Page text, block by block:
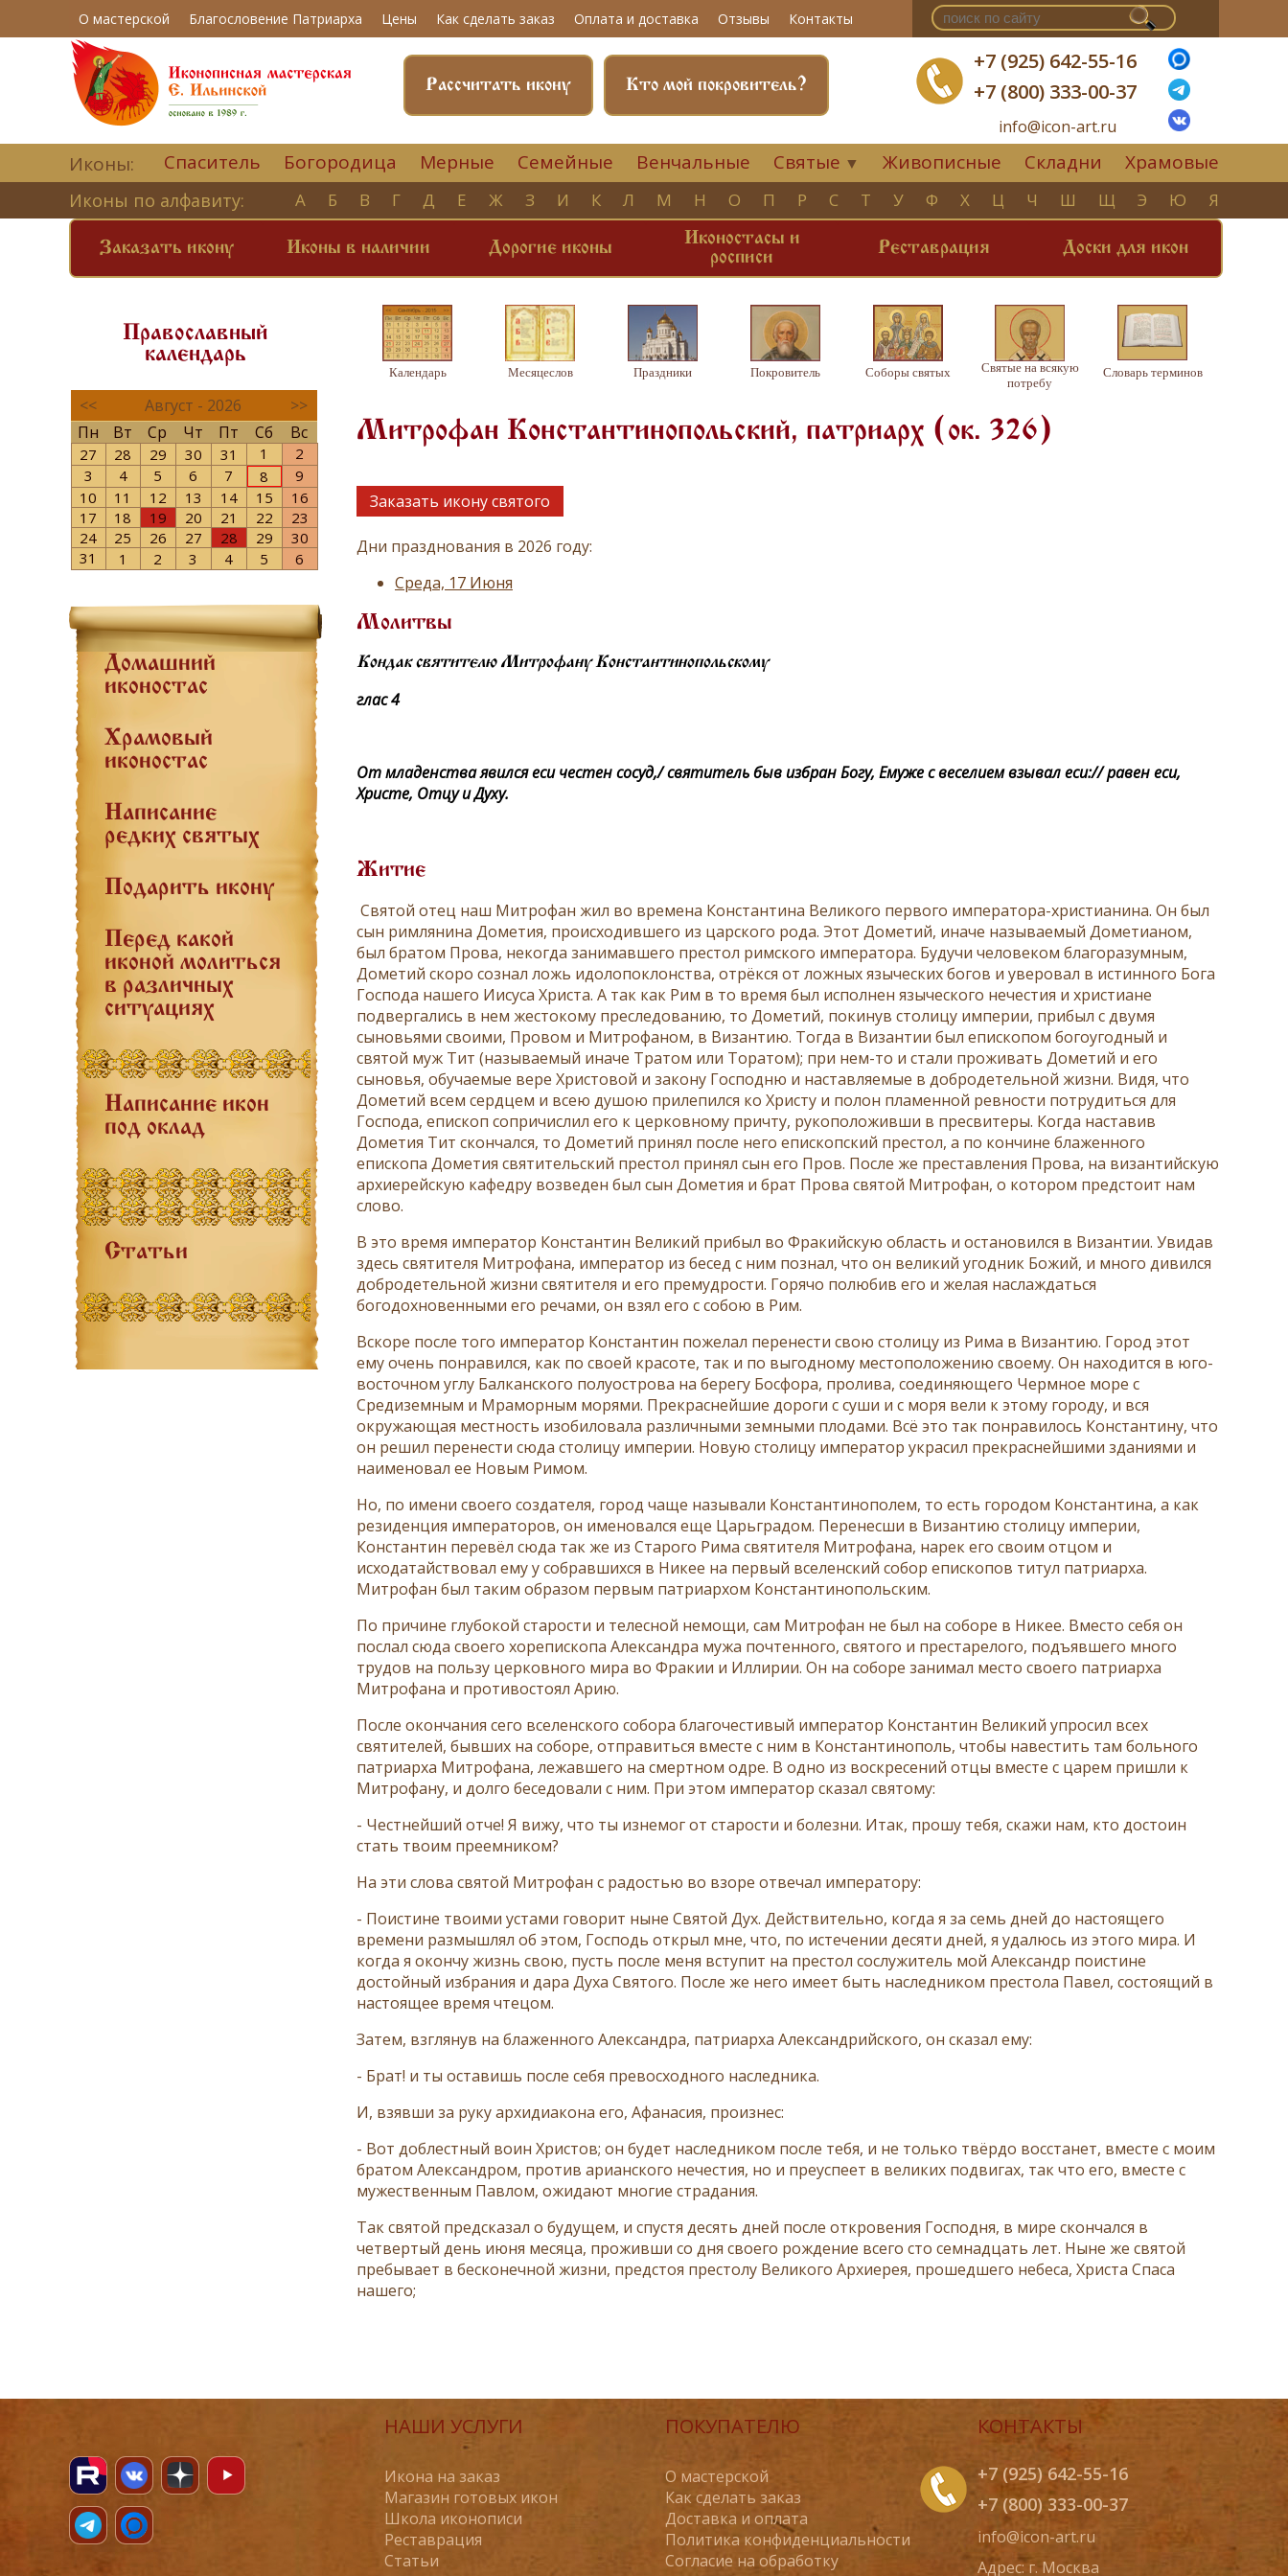
О мастерской Благословение Патриарха Цены Как сделать заказ Оплата и доставка Отзывы Контакты
+7 (925) 642-55-16
+7 (800) 333-00-37
info@icon-art.ru
Кто мой покровитель?
Рассчитать икону
Иконы: Спаситель Богородица Мерные Семейные Венчальные Святые ▼ Живописные Складни Храмовые
Иконы по алфавиту: А Б В Г Д Е Ж З И К Л М Н О П Р С Т У Ф Х Ц Ч Ш Щ Э Ю Я
Заказать икону Иконы в наличии Дорогие иконы
Иконостасы и
росписи
Реставрация Доски для икон
Православный
календарь
<< Август - 2026
>>
Пн
Вт Ср Чт Пт Сб Вс
27 28 29 30 31 1
2
3
4 5 6 7 8
9
10
11 12 13 14 15
16
17
18 19 20 21 22
23
24
25 26 27 28 29
30
31
1 2 3 4 5 6
Домашний
иконостас
Храмовый
иконостас
Написание
редких святых
Подарить икону
Перед какой
иконой молиться
в различных
ситуациях
Написание икон
под оклад
Статьи
Календарь Месяцеслов Праздники Покровитель Соборы святых
Святые на всякую
потребу
Словарь терминов
Митрофан Константинопольский, патриарх (ок. 326)
Заказать икону святого
Дни празднования в 2026 году:
Среда, 17 Июня
Молитвы
Кондак святителю Митрофану Константинопольскому
глас 4
От младенства явился еси честен сосуд,/ святитель быв избран Богу, Емуже с веселием взывал еси:// равен еси,
Христе, Отцу и Духу.
Житие
Святой отец наш Митрофан жил во времена Константина Великого первого императора-христианина. Он был
сын римлянина Дометия, происходившего из царского рода. Этот Дометий, иначе называемый Дометианом,
был братом Прова, некогда занимавшего престол римского императора. Будучи человеком благоразумным,
Дометий скоро сознал ложь идолопоклонства, отрёкся от ложных языческих богов и уверовал в истинного Бога
Господа нашего Иисуса Христа. А так как Рим в то время был исполнен языческого нечестия и христиане
подвергались в нем жестокому преследованию, то Дометий, покинув столицу империи, прибыл с двумя
сыновьями своими, Провом и Митрофаном, в Византию. Тогда в Византии был епископом богоугодный и
святой муж Тит (называемый иначе Тратом или Торатом); при нем-то и стали проживать Дометий и его
сыновья, обучаемые вере Христовой и закону Господню и наставляемые в добродетельной жизни. Видя, что
Дометий всем сердцем и всею душою прилепился ко Христу и полон пламенной ревности потрудиться для
Господа, епископ сопричислил его к церковному причту, рукоположивши в пресвитеры. Когда наставив
Дометия Тит скончался, то Дометий принял после него епископский престол, а по кончине блаженного
епископа Дометия святительский престол принял сын его Пров. После же преставления Прова, на византийскую
архиерейскую кафедру возведен был сын Дометия и брат Прова святой Митрофан, о котором предстоит нам
слово.
В это время император Константин Великий прибыл во Фракийскую область и остановился в Византии. Увидав
здесь святителя Митрофана, император из бесед с ним познал, что он великий угодник Божий, и много дивился
добродетельной жизни святителя и его премудрости. Горячо полюбив его и желая наслаждаться
богодохновенными его речами, он взял его с собою в Рим.
Вскоре после того император Константин пожелал перенести свою столицу из Рима в Византию. Город этот
ему очень понравился, как по своей красоте, так и по выгодному местоположению своему. Он находится в юго-
восточном углу Балканского полуострова на берегу Босфора, пролива, соединяющего Чермное море с
Средиземным и Мраморным морями. Прекраснейшие дороги с суши и с моря вели к этому городу, и вся
окружающая местность изобиловала различными земными плодами. Всё это так понравилось Константину, что
он решил перенести сюда столицу империи. Новую столицу император украсил прекраснейшими зданиями и
наименовал ее Новым Римом.
Но, по имени своего создателя, город чаще называли Константинополем, то есть городом Константина, а как
резиденция императоров, он именовался еще Царьградом. Перенесши в Византию столицу империи,
Константин перевёл сюда так же из Старого Рима святителя Митрофана, нарек его своим отцом и
исходатайствовал ему у собравшихся в Никее на первый вселенский собор епископов титул патриарха.
Митрофан был таким образом первым патриархом Константинопольским.
По причине глубокой старости и телесной немощи, сам Митрофан не был на соборе в Никее. Вместо себя он
послал сюда своего хорепископа Александра мужа почтенного, святого и престарелого, подъявшего много
трудов на пользу церковного мира во Фракии и Иллирии. Он на соборе занимал место своего патриарха
Митрофана и противостоял Арию.
После окончания сего вселенского собора благочестивый император Константин Великий упросил всех
святителей, бывших на соборе, отправиться вместе с ним в Константинополь, чтобы навестить там больного
патриарха Митрофана, лежавшего на смертном одре. В одно из воскресений отцы вместе с царем пришли к
Митрофану, и долго беседовали с ним. При этом император сказал святому:
- Честнейший отче! Я вижу, что ты изнемог от старости и болезни. Итак, прошу тебя, скажи нам, кто достоин
стать твоим преемником?
На эти слова святой Митрофан с радостью во взоре отвечал императору:
- Поистине твоими устами говорит ныне Святой Дух. Действительно, когда я за семь дней до настоящего
времени размышлял об этом, Господь открыл мне, что, по истечении десяти дней, я удалюсь из этого мира. И
когда я окончу жизнь свою, пусть после меня вступит на престол сослужитель мой Александр поистине
достойный избрания и дара Духа Святого. После же него имеет быть наследником престола Павел, состоящий в
настоящее время чтецом.
Затем, взглянув на блаженного Александра, патриарха Александрийского, он сказал ему:
- Брат! и ты оставишь после себя превосходного наследника.
И, взявши за руку архидиакона его, Афанасия, произнес:
- Вот доблестный воин Христов; он будет наследником после тебя, и не только твёрдо восстанет, вместе с моим
братом Александром, против арианского нечестия, но и преуспеет в великих подвигах, так что его, вместе с
мужественным Павлом, ожидают многие страдания.
Так святой предсказал о будущем, и спустя десять дней после откровения Господня, в мире скончался в
четвертый день июня месяца, проживши со дня своего рождение всего сто семнадцать лет. Ныне же святой
пребывает в бесконечной жизни, предстоя престолу Великого Архиерея, прошедшего небеса, Христа Спаса
нашего;
НАШИ УСЛУГИ
Икона на заказ
Магазин готовых икон
Школа иконописи
Реставрация
Статьи
ПОКУПАТЕЛЮ
О мастерской
Как сделать заказ
Доставка и оплата
Политика конфиденциальности
Согласие на обработку
КОНТАКТЫ
+7 (925) 642-55-16
+7 (800) 333-00-37
info@icon-art.ru
Адрес: г. Москва